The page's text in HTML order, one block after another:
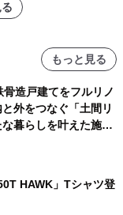
もっと見る
造戸建てをフルリノ
外をつなぐ「土間リ
暮らしを叶えた施工
ースが公開
HAWK」Tシャツ登